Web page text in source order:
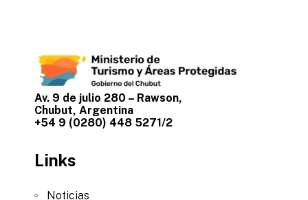
Av. 9 de julio 280 – Rawson,
Chubut, Argentina
+54 9 (0280) 448 5271/2
Links
Noticias